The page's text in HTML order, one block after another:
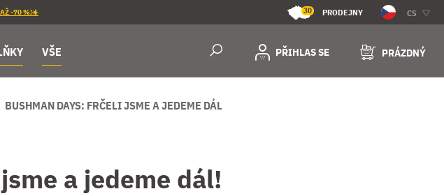
AŽ -70 %!☀️ 30 PRODEJNY CS
VŠE PŘIHLAS SE PRÁZDNÝ
BUSHMAN DAYS: FRČELI JSME A JEDEME DÁL
a jedeme dál!